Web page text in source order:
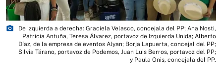
photo_camera
De izquierda a derecha: Graciela Velasco, concejala del PP; Ana Nosti,
Patricia Antuña, Teresa Álvarez, portavoz de Izquierda Unida; Alberto
Díaz, de la empresa de eventos Alyan; Borja Lapuerta, concejal del PP;
Silvia Tárano, portavoz de Podemos, Juan Luis Berros, portavoz del PP;
y Paula Onis, concejala del PP.